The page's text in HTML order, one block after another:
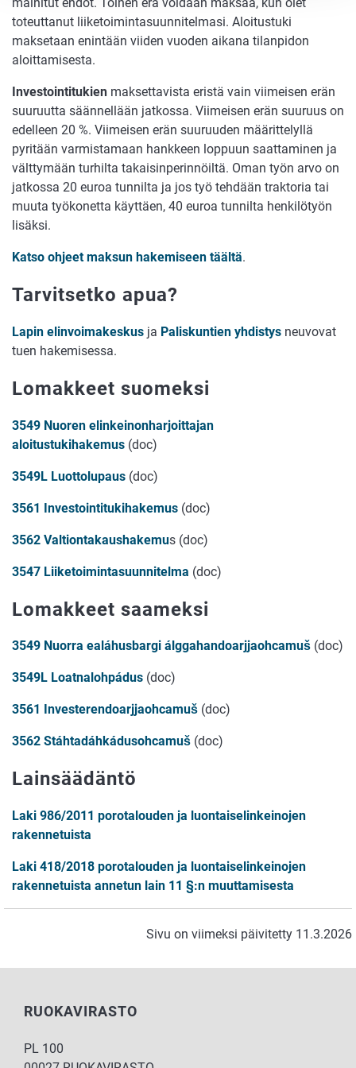
toteuttanut liiketoimintasuunnitelmasi. Aloitustuki
maksetaan enintään viiden vuoden aikana tilanpidon
aloittamisesta.
Investointitukien maksettavista eristä vain viimeisen erän
suuruutta säännellään jatkossa. Viimeisen erän suuruus on
edelleen 20 %. Viimeisen erän suuruuden määrittelyllä
pyritään varmistamaan hankkeen loppuun saattaminen ja
välttymään turhilta takaisinperinnöiltä. Oman työn arvo on
jatkossa 20 euroa tunnilta ja jos työ tehdään traktoria tai
muuta työkonetta käyttäen, 40 euroa tunnilta henkilötyön
lisäksi.
Katso ohjeet maksun hakemiseen täältä.
Tarvitsetko apua?
Lapin elinvoimakeskus ja Paliskuntien yhdistys neuvovat
tuen hakemisessa.
Lomakkeet suomeksi
3549 Nuoren elinkeinonharjoittajan
aloitustukihakemus (doc)
3549L Luottolupaus (doc)
3561 Investointitukihakemus (doc)
3562 Valtiontakaushakemus (doc)
3547 Liiketoimintasuunnitelma (doc)
Lomakkeet saameksi
3549 Nuorra ealáhusbargi álggahandoarjjaohcamuš (doc)
3549L Loatnalohpádus (doc)
3561 Investerendoarjjaohcamuš (doc)
3562 Stáhtadáhkádusohcamuš (doc)
Lainsäädäntö
Laki 986/2011 porotalouden ja luontaiselinkeinojen
rakennetuista
Laki 418/2018 porotalouden ja luontaiselinkeinojen
rakennetuista annetun lain 11 §:n muuttamisesta
Sivu on viimeksi päivitetty 11.3.2026
RUOKAVIRASTO
PL 100